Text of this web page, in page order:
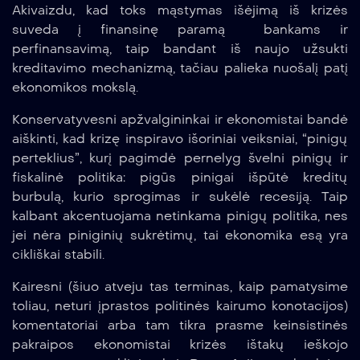
Akivaizdu, kad toks mąstymas išėjimą iš krizės
suveda į finansinę paramą bankams ir
perfinansavimą, taip bandant iš naujo užsukti
kreditavimo mechanizmą, tačiau palieka nuošalį patį
ekonomikos mokslą.
Konservatyvesni apžvalgininkai ir ekonomistai bandė
aiškinti, kad krizę inspiravo išoriniai veiksniai, “pinigų
perteklius”, kurį pagimdė pernelyg švelni pinigų ir
fiskalinė politika: pigūs pinigai išpūtė kreditų
burbulą, kurio sprogimas ir sukėlė recesiją. Taip
kalbant akcentuojama netinkama pinigų politika, nes
jei nėra piniginių sukrėtimų, tai ekonomika esą yra
cikliškai stabili.
Kairesni (šiuo atveju tas terminas, kaip pamatysime
toliau, neturi įprastos politinės kairumo konotacijos)
komentatoriai arba tam tikra prasme keinsistinės
pakraipos ekonomistai krizės ištakų ieškojo